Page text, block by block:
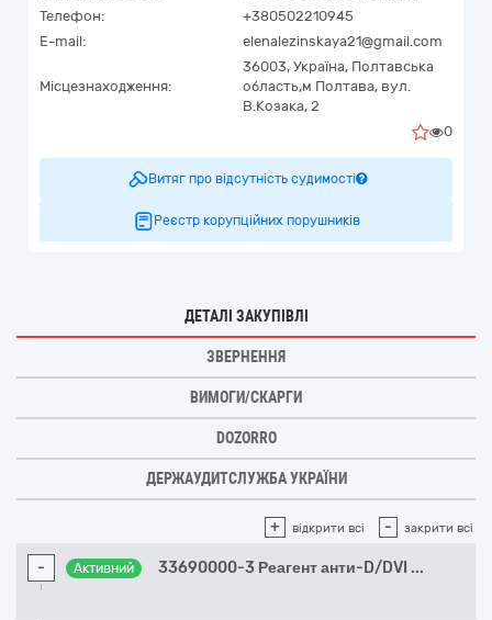
Телефон:
+380502210945
E-mail:
elenalezinskaya21@gmail.com
Місцезнаходження:
36003, Україна, Полтавська
область,м Полтава, вул.
В.Козака, 2
0
Витяг про відсутність судимості
Реєстр корупційних порушників
ДЕТАЛІ ЗАКУПІВЛІ
ЗВЕРНЕННЯ
ВИМОГИ/СКАРГИ
DOZORRO
ДЕРЖАУДИТСЛУЖБА УКРАЇНИ
+ відкрити всі - закрити всі
- Активний 33690000-3 Реагент анти-D/DVI ...